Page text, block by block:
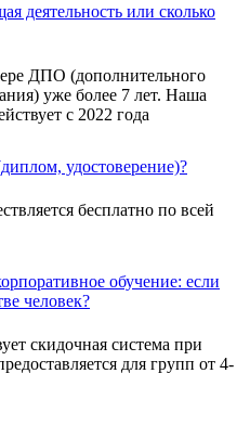
деятельность или сколько
ДПО (дополнительного
уже более 7 лет. Наша
с 2022 года
удостоверение)?
бесплатно по всей
обучение: если
человек?
скидочная система при
для групп от 4-